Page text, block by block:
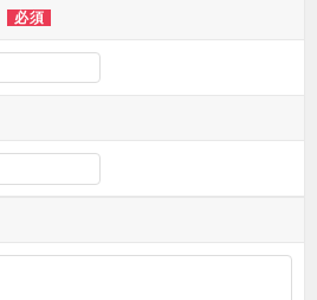
必須